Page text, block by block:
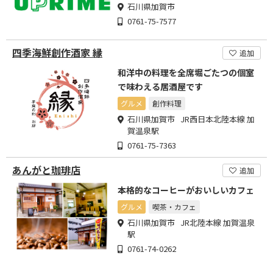
石川県加賀市
0761-75-7577
四季海鮮創作酒家 縁 追加
和洋中の料理を全席堀ごたつの個室
で味わえる居酒屋です
グルメ 創作料理
石川県加賀市 JR西日本北陸本線 加
賀温泉駅
0761-75-7363
あんがと珈琲店 追加
本格的なコーヒーがおいしいカフェ
グルメ 喫茶・カフェ
石川県加賀市 JR北陸本線 加賀温泉
駅
0761-74-0262